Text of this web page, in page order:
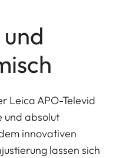
Leica APO-Televid
und absolut
innovativen
lassen sich